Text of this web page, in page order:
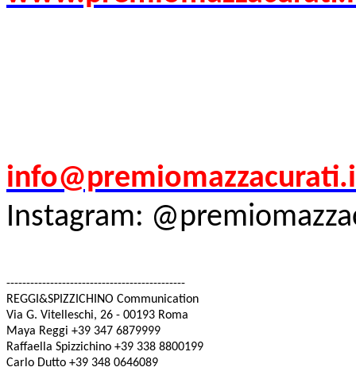
Instagram:
---------------------------------------------
REGGI&SPIZZICHINO Communication
Via G. Vitelleschi, 26 - 00193 Roma
Maya Reggi +39 347 6879999
Raffaella Spizzichino +39 338 8800199
Carlo Dutto +39 348 0646089